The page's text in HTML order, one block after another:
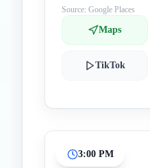
Source: Google Places
Maps
TikTok
3:00 PM